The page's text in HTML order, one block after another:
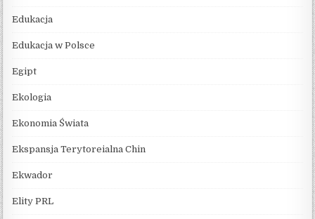
Edukacja
Edukacja w Polsce
Egipt
Ekologia
Ekonomia Świata
Ekspansja Terytoreialna Chin
Ekwador
Elity PRL